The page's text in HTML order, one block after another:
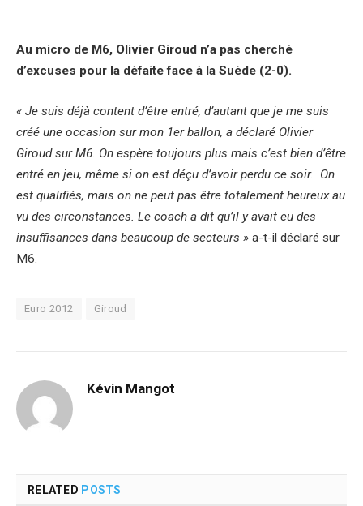
Au micro de M6, Olivier Giroud n’a pas cherché
d’excuses pour la défaite face à la Suède (2-0).
« Je suis déjà content d’être entré, d’autant que je me suis
créé une occasion sur mon 1er ballon, a déclaré Olivier
Giroud sur M6. On espère toujours plus mais c’est bien d’être
entré en jeu, même si on est déçu d’avoir perdu ce soir. On
est qualifiés, mais on ne peut pas être totalement heureux au
vu des circonstances. Le coach a dit qu’il y avait eu des
insuffisances dans beaucoup de secteurs » a-t-il déclaré sur
M6.
Euro 2012 Giroud
Kévin Mangot
RELATED POSTS